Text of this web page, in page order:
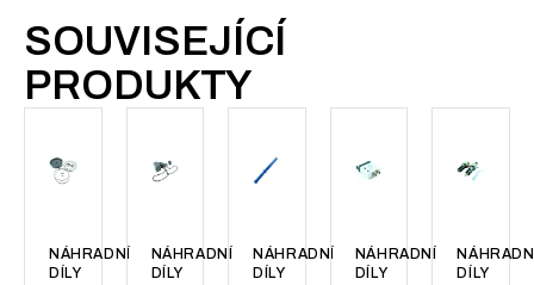
SOUVISEJÍCÍ
PRODUKTY
NÁHRADNÍ
DÍLY
NÁHRADNÍ
DÍLY
NÁHRADNÍ
DÍLY
NÁHRADNÍ
DÍLY
DÍLY